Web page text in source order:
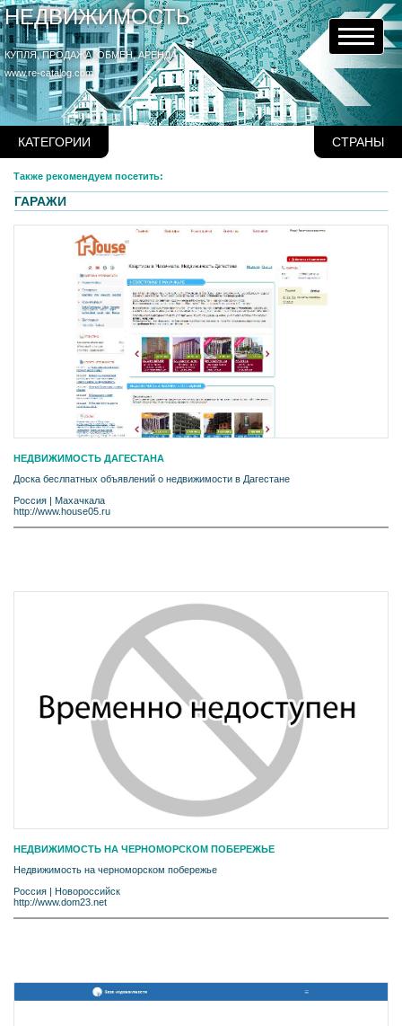
НЕДВИЖИМОСТЬ
КУПЛЯ, ПРОДАЖА, ОБМЕН, АРЕНДА
www.re-catalog.com
КАТЕГОРИИ СТРАНЫ
Также рекомендуем посетить:
ГАРАЖИ
НЕДВИЖИМОСТЬ ДАГЕСТАНА
Доска беслпатных объявлений о недвижимости в Дагестане
Россия
Махачкала
http://www.house05.ru
НЕДВИЖИМОСТЬ НА ЧЕРНОМОРСКОМ ПОБЕРЕЖЬЕ
Недвижимость на черноморском побережье
Россия | Новороссийск
http://www.dom23.net